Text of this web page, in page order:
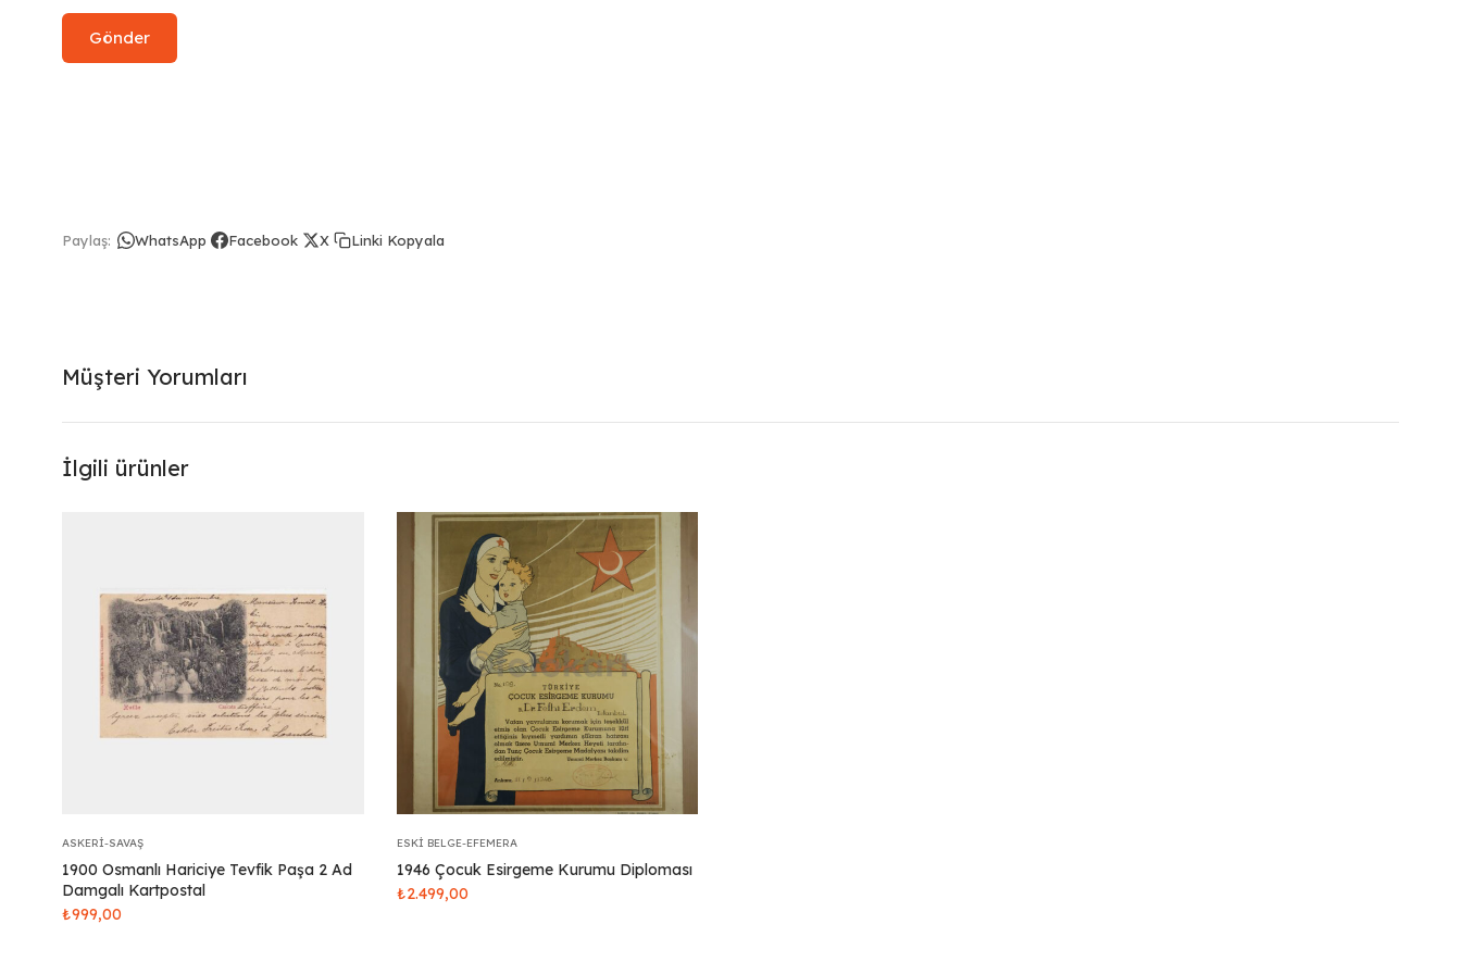
Paylaş: WhatsApp Facebook X Linki Kopyala
Müşteri Yorumları
İlgili ürünler
ASKERI-SAVAŞ
1900 Osmanlı Hariciye Tevfik Paşa 2 Ad
Damgalı Kartpostal
₺999,00
ESKI BELGE-EFEMERA
1946 Çocuk Esirgeme Kurumu Diploması
₺2.499,00